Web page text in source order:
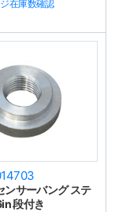
在庫数確認
ンサーバング ステ
段付き